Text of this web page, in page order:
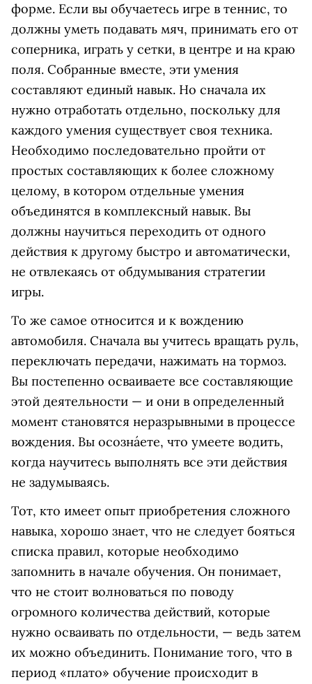
форме. Если вы обучаетесь игре в теннис, то
должны уметь подавать мяч, принимать его от
соперника, играть у сетки, в центре и на краю
поля. Собранные вместе, эти умения
составляют единый навык. Но сначала их
нужно отработать отдельно, поскольку для
каждого умения существует своя техника.
Необходимо последовательно пройти от
простых составляющих к более сложному
целому, в котором отдельные умения
объединятся в комплексный навык. Вы
должны научиться переходить от одного
действия к другому быстро и автоматически,
не отвлекаясь от обдумывания стратегии
игры.
То же самое относится и к вождению
автомобиля. Сначала вы учитесь вращать руль,
переключать передачи, нажимать на тормоз.
Вы постепенно осваиваете все составляющие
этой деятельности — и они в определенный
момент становятся неразрывными в процессе
вождения. Вы осознáете, что умеете водить,
когда научитесь выполнять все эти действия
не задумываясь.
Тот, кто имеет опыт приобретения сложного
навыка, хорошо знает, что не следует бояться
списка правил, которые необходимо
запомнить в начале обучения. Он понимает,
что не стоит волноваться по поводу
огромного количества действий, которые
нужно осваивать по отдельности, — ведь затем
их можно объединить. Понимание того, что в
период «плато» обучение происходит в